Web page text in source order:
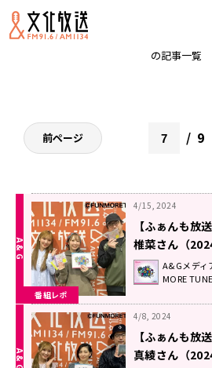
の記事一覧
前ページ 9
番組レポ
4/15, 2024
【ふぁんも放
椎菜さん（
A&Gメデ
MORE TUNE
4/8, 2024
【ふぁんも放
真綾さん（